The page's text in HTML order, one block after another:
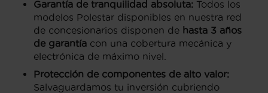
Garantía de tranquilidad absoluta: Todos los
modelos Polestar disponibles en nuestra red
de concesionarios disponen de hasta 3 años
de garantía con una cobertura mecánica y
electrónica de máximo nivel.
Protección de componentes de alto valor:
Salvaguardamos tu inversión cubriendo